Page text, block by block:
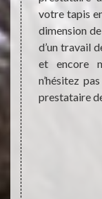
et
aide
de
et
de
son
votre tapis
dimension
d’un travail
et encore
n’hésitez
prestataire